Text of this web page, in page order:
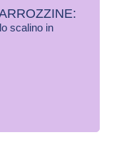
scalino in